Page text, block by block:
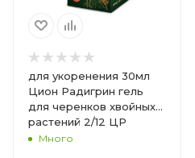
для укоренения 30мл
Цион Радигрин гель
для черенков хвойных
растений 2/12 ЦР
Много